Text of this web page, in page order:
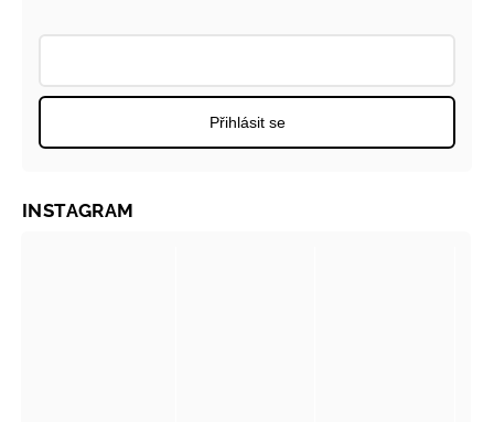
Přihlásit se
INSTAGRAM